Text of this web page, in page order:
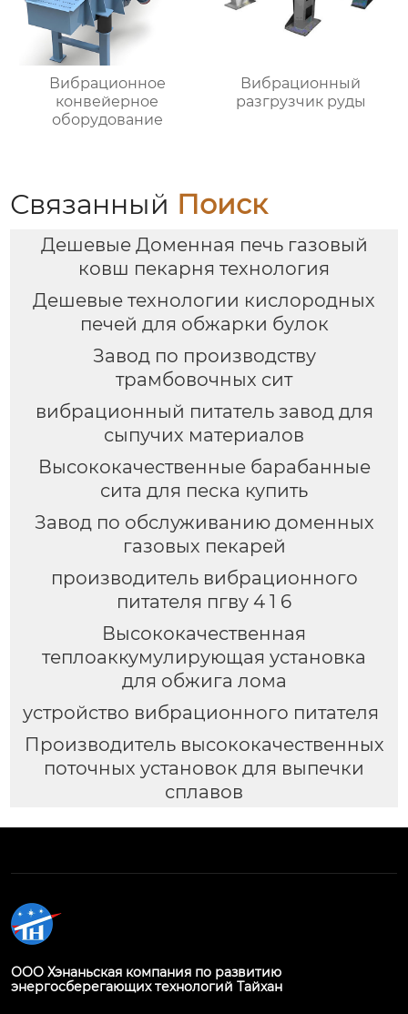
Вибрационное
конвейерное
оборудование
Вибрационный
разгрузчик руды
Связанный Поиск
Дешевые Доменная печь газовый
ковш пекарня технология
Дешевые технологии кислородных
печей для обжарки булок
Завод по производству
трамбовочных сит
вибрационный питатель завод для
сыпучих материалов
Высококачественные барабанные
сита для песка купить
Завод по обслуживанию доменных
газовых пекарей
производитель вибрационного
питателя пгву 4 1 6
Высококачественная
теплоаккумулирующая установка
для обжига лома
устройство вибрационного питателя
Производитель высококачественных
поточных установок для выпечки
сплавов
ООО Хэнаньская компания по развитию
энергосберегающих технологий Тайхан